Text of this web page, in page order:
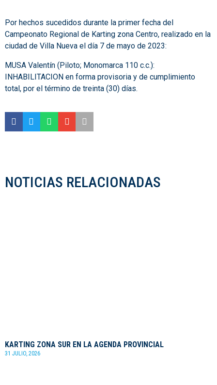
Por hechos sucedidos durante la primer fecha del
Campeonato Regional de Karting zona Centro, realizado en la
ciudad de Villa Nueva el día 7 de mayo de 2023:
MUSA Valentín (Piloto; Monomarca 110 c.c.):
INHABILITACION en forma provisoria y de cumplimiento
total, por el término de treinta (30) días.
NOTICIAS RELACIONADAS
KARTING ZONA SUR EN LA AGENDA PROVINCIAL
31 JULIO, 2026